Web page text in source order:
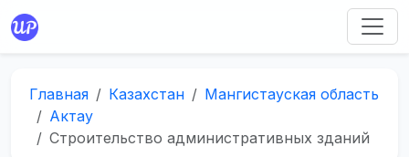
Главная Казахстан
Мангистауская область
Актау
Строительство административных зданий